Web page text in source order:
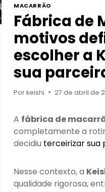
MACARRÃO
Fábrica de
motivos
escolher a
sua
Porkeishi 27 de abril de
A fábrica de
completamente a
decidiu terceirizar sua
Nesse contexto, a
qualidade rigorosa,